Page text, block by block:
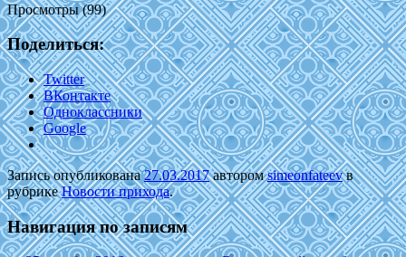
Просмотры (99)
Поделиться:
Twitter
ВКонтакте
Одноклассники
Google
Запись опубликована27.03.2017авторомsimeonfateevв
рубрикеНовости прихода.
Навигация по записям